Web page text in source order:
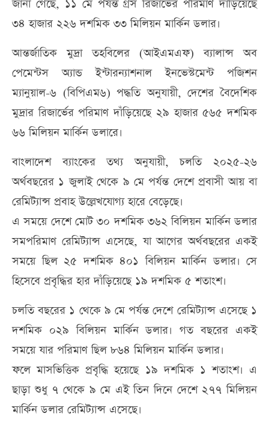
জানা গেছে, ১১ মে পর্যন্ত গ্রস রিজার্ভের পরিমাণ দাঁড়িয়েছে
৩৪ হাজার ২২৬ দশমিক ৩৩ মিলিয়ন মার্কিন ডলার।
আন্তর্জাতিক মুদ্রা তহবিলের (আইএমএফ) ব্যালান্স অব
পেমেন্টস অ্যান্ড ইন্টারন্যাশনাল ইনভেস্টমেন্ট পজিশন
ম্যানুয়াল-৬ (বিপিএম৬) পদ্ধতি অনুযায়ী, দেশের বৈদেশিক
মুদ্রার রিজার্ভের পরিমাণ দাঁড়িয়েছে ২৯ হাজার ৫৬৫ দশমিক
৬৬ মিলিয়ন মার্কিন ডলারে।
বাংলাদেশ ব্যাংকের তথ্য অনুযায়ী, চলতি ২০২৫-২৬
অর্থবছরের ১ জুলাই থেকে ৯ মে পর্যন্ত দেশে প্রবাসী আয় বা
রেমিট্যান্স প্রবাহ উল্লেখযোগ্য হারে বেড়েছে।
এ সময়ে দেশে মোট ৩০ দশমিক ৩৬২ বিলিয়ন মার্কিন ডলার
সমপরিমাণ রেমিট্যান্স এসেছে, যা আগের অর্থবছরের একই
সময়ে ছিল ২৫ দশমিক ৪০১ বিলিয়ন মার্কিন ডলার। সে
হিসেবে প্রবৃদ্ধির হার দাঁড়িয়েছে ১৯ দশমিক ৫ শতাংশ।
চলতি বছরের ১ থেকে ৯ মে পর্যন্ত দেশে রেমিট্যান্স এসেছে ১
দশমিক ০২৯ বিলিয়ন মার্কিন ডলার। গত বছরের একই
সময়ে যার পরিমাণ ছিল ৮৬৪ মিলিয়ন মার্কিন ডলার।
ফলে মাসভিত্তিক প্রবৃদ্ধি হয়েছে ১৯ দশমিক ১ শতাংশ। এ
ছাড়া শুধু ৭ থেকে ৯ মে এই তিন দিনে দেশে ২৭৭ মিলিয়ন
মার্কিন ডলার রেমিট্যান্স এসেছে।